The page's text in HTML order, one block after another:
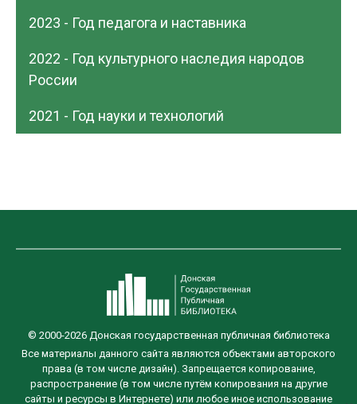
2023 - Год педагога и наставника
2022 - Год культурного наследия народов
России
2021 - Год науки и технологий
© 2000-2026 Донская государственная публичная библиотека
Все материалы данного сайта являются объектами авторского
права (в том числе дизайн). Запрещается копирование,
распространение (в том числе путём копирования на другие
сайты и ресурсы в Интернете) или любое иное использование